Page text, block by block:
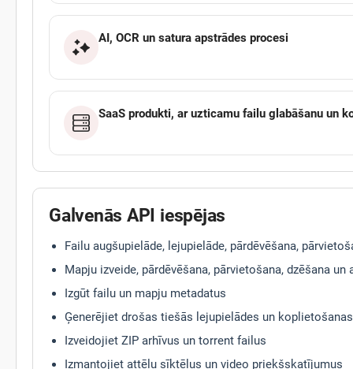
AI, OCR un satura apstrādes procesi
SaaS produkti, ar uzticamu failu glabāšanu un
Galvenās API iespējas
Failu augšupielāde, lejupielāde, pārdēvēšana,
Mapju izveide, pārdēvēšana, pārvietošana, dzēšana un
Izgūt failu un mapju metadatus
Ģenerējiet drošas tiešās lejupielādes un
Izveidojiet ZIP arhīvus un torrent failus
Izmantojiet attēlu sīktēlus un video priekšskatījumus